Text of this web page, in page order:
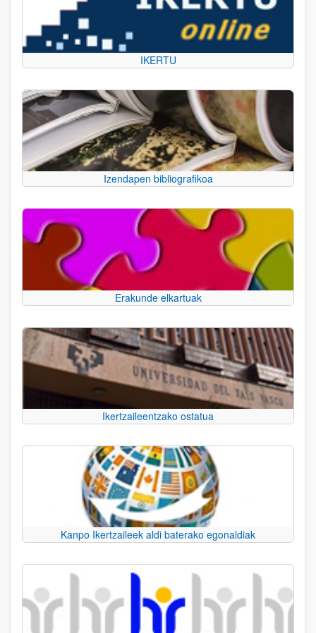
IKERTU
Izendapen bibliografikoa
Erakunde elkartuak
Ikertzaileentzako ostatua
Kanpo Ikertzaileek aldi baterako egonaldiak